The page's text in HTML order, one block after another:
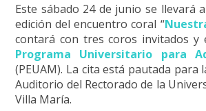
Este sábado 24 de junio se llevará
edición del encuentro coral “
contará con tres coros invitados y
Programa Universitario para
(PEUAM). La cita está pautada para
Auditorio del Rectorado de la
Villa María.